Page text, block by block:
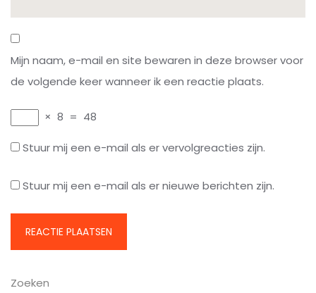
Mijn naam, e-mail en site bewaren in deze browser voor
de volgende keer wanneer ik een reactie plaats.
× 8 = 48
Stuur mij een e-mail als er vervolgreacties zijn.
Stuur mij een e-mail als er nieuwe berichten zijn.
Zoeken